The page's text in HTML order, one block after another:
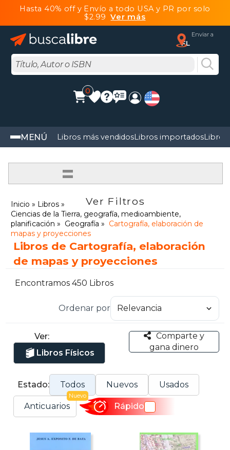
Hasta 40% off y Envío a todo USA y PR por solo
$2.99Ver más
Enviar a
FL
0
MENÚ Libros más vendidosLibros importadosLibros
=
Ver Filtros
Inicio
Libros
Ciencias de la Tierra, geografía, medioambiente,
planificación
Geografía
Cartografía, elaboración de
mapas y proyecciones
Libros de Cartografía, elaboración
de mapas y proyecciones
Encontramos 450 Libros
Ordenar por
Ver:
Libros Físicos
Comparte y
gana dinero
Estado: Todos Nuevos Usados
Anticuarios
Nuevo
Rápido